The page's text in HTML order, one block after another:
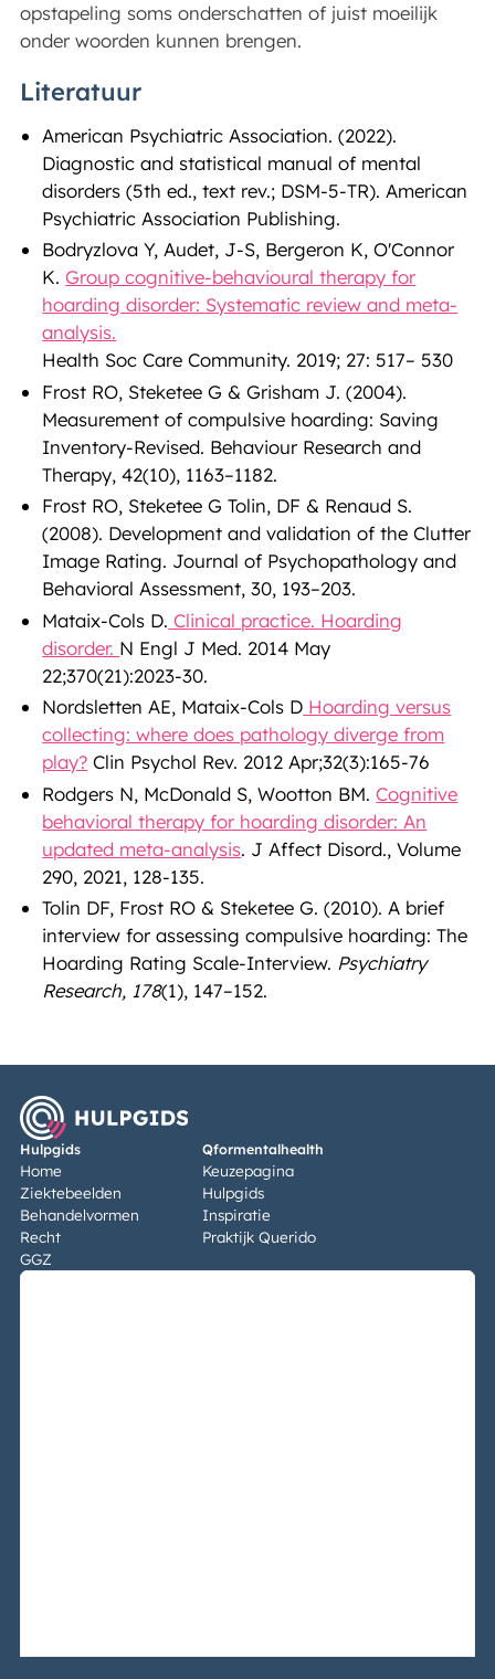
opstapeling soms onderschatten of juist moeilijk
onder woorden kunnen brengen.
Literatuur
American Psychiatric Association. (2022).
Diagnostic and statistical manual of mental
disorders (5th ed., text rev.; DSM-5-TR). American
Psychiatric Association Publishing.
Bodryzlova Y, Audet, J-S, Bergeron K, O'Connor
K.Group cognitive-behavioural therapy for
hoarding disorder: Systematic review and meta-
analysis.
Health Soc Care Community. 2019; 27: 517– 530
Frost RO, Steketee G & Grisham J. (2004).
Measurement of compulsive hoarding: Saving
Inventory-Revised. Behaviour Research and
Therapy, 42(10), 1163–1182.
Frost RO, Steketee G Tolin, DF & Renaud S.
(2008). Development and validation of the Clutter
Image Rating. Journal of Psychopathology and
Behavioral Assessment, 30, 193–203.
Mataix-Cols D. Clinical practice. Hoarding
disorder. N Engl J Med. 2014 May
22;370(21):2023-30.
Nordsletten AE, Mataix-Cols D Hoarding versus
collecting: where does pathology diverge from
play? Clin Psychol Rev. 2012 Apr;32(3):165-76
Rodgers N, McDonald S, Wootton BM.Cognitive
behavioral therapy for hoarding disorder: An
updated meta-analysis. J Affect Disord., Volume
290, 2021, 128-135.
Tolin DF, Frost RO & Steketee G. (2010). A brief
interview for assessing compulsive hoarding: The
Hoarding Rating Scale-Interview. Psychiatry
Research, 178(1), 147–152.
Hulpgids
Home
Ziektebeelden
Behandelvormen
Recht
GGZ
Qformentalhealth
Keuzepagina
Hulpgids
Inspiratie
Praktijk Querido